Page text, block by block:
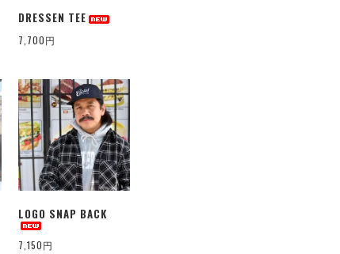
DRESSEN TEE
7,700円
LOGO SNAP BACK
7,150円